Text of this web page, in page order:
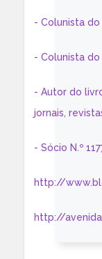
- Colunista
- Colunista
- Autor do
jornais,
- Sócio N.º
http://
http://